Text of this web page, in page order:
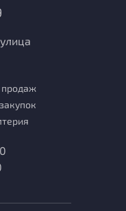
продаж